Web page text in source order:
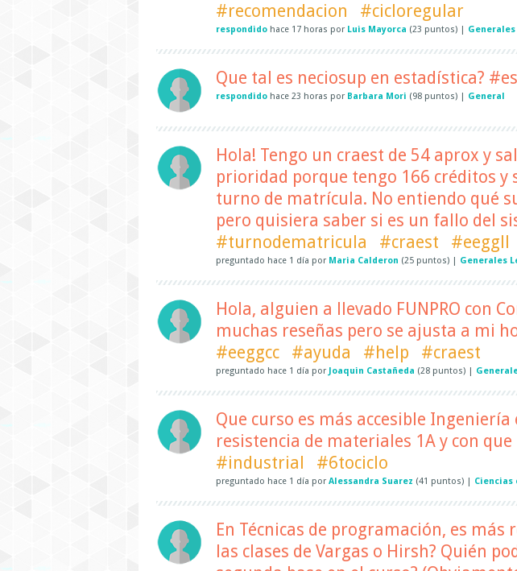
#recomendacion
#cicloregular
respondido hace 17 horas por Luis Mayorca (23 puntos)
Que tal es neciosup en estadística?
respondido hace 23 horas por Barbara Mori (98 puntos) General
Hola! Tengo un craest de 54 aprox y
prioridad porque tengo 166 créditos y
turno de matrícula. No entiendo qué
pero quisiera saber si es un fallo del
#turnodematricula
#craest #eeggll
preguntado hace 1 día por Maria Calderon (25 puntos) Generales
Hola, alguien a llevado FUNPRO con
muchas reseñas pero se ajusta a mi
#eeggcc
#ayuda #help #craest
preguntado hace 1 día por Joaquin Castañeda (28 puntos)
Que curso es más accesible Ingeniería
resistencia de materiales 1A y con que
#industrial
#6tociclo
preguntado hace 1 día por Alessandra Suarez (41 puntos)
En Técnicas de programación, es más
las clases de Vargas o Hirsh? Quién